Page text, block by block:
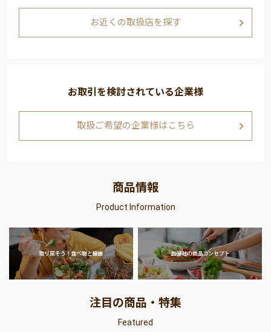
お近くの取扱店を探す
お取引を検討されている企業様
取扱ご希望の企業様はこちら
商品情報
Product Information
注目の商品・特集
Featured